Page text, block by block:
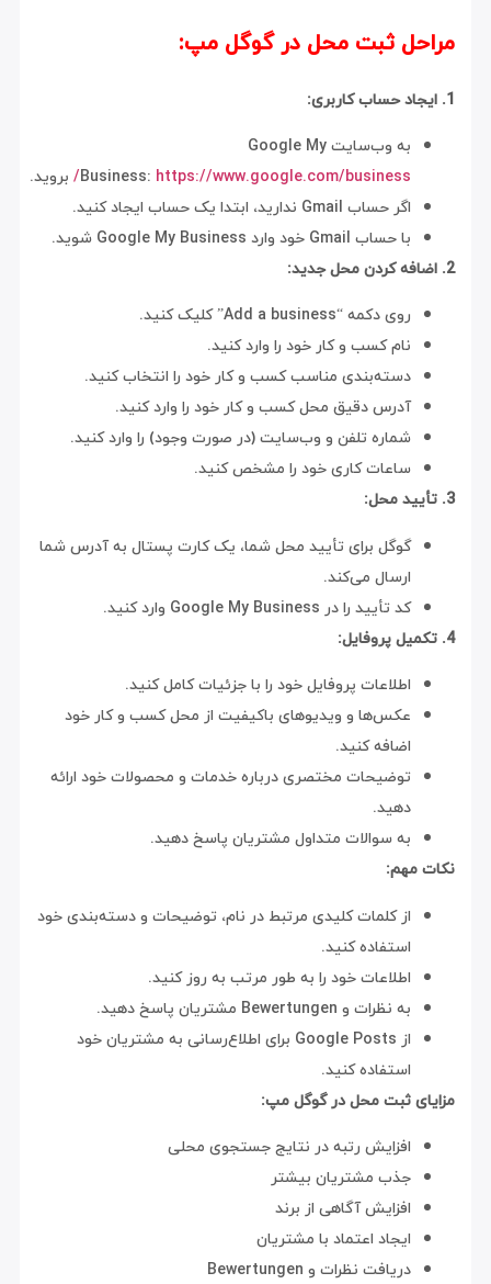
مراحل ثبت محل در گوگل مپ:
1. ایجاد حساب کاربری:
به وب‌سایت Google My
Business: https://www.google.com/business/
بروید.
اگر حساب Gmail ندارید، ابتدا یک حساب ایجاد کنید.
با حساب Gmail خود وارد Google My Business شوید.
2. اضافه کردن محل جدید:
روی دکمه “Add a business” کلیک کنید.
نام کسب و کار خود را وارد کنید.
دسته‌بندی مناسب کسب و کار خود را انتخاب کنید.
آدرس دقیق محل کسب و کار خود را وارد کنید.
شماره تلفن و وب‌سایت (در صورت وجود) را وارد کنید.
ساعات کاری خود را مشخص کنید.
3. تأیید محل:
گوگل برای تأیید محل شما، یک کارت پستال به آدرس شما
ارسال می‌کند.
کد تأیید را در Google My Business وارد کنید.
4. تکمیل پروفایل:
اطلاعات پروفایل خود را با جزئیات کامل کنید.
عکس‌ها و ویدیوهای باکیفیت از محل کسب و کار خود
اضافه کنید.
توضیحات مختصری درباره خدمات و محصولات خود ارائه
دهید.
به سوالات متداول مشتریان پاسخ دهید.
نکات مهم:
از کلمات کلیدی مرتبط در نام، توضیحات و دسته‌بندی خود
استفاده کنید.
اطلاعات خود را به طور مرتب به روز کنید.
به نظرات و Bewertungen مشتریان پاسخ دهید.
از Google Posts برای اطلاع‌رسانی به مشتریان خود
استفاده کنید.
مزایای ثبت محل در گوگل مپ:
افزایش رتبه در نتایج جستجوی محلی
جذب مشتریان بیشتر
افزایش آگاهی از برند
ایجاد اعتماد با مشتریان
دریافت نظرات و Bewertungen